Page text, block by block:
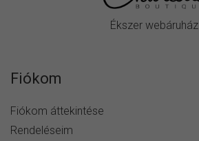
Ékszer webáruház
Fiókom
Fiókom áttekintése
Rendeléseim